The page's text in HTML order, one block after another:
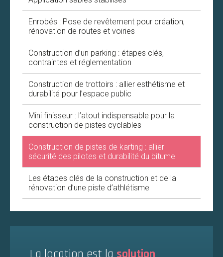
Enrobés : Pose de revêtement pour création,
rénovation de routes et voiries
Construction d’un parking : étapes clés,
contraintes et réglementation
Construction de trottoirs : allier esthétisme et
durabilité pour l’espace public
Mini finisseur : l’atout indispensable pour la
construction de pistes cyclables
Construction de pistes de karting : allier
sécurité des pilotes et durabilité du bitume
Les étapes clés de la construction et de la
rénovation d’une piste d’athlétisme
La location est la solution